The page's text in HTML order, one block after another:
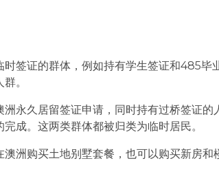
时签证的群体，例如持有学生签证和485毕
。
永久居留签证申请，同时持有过桥签证的
成。这两类群体都被归类为临时居民。
洲购买土地别墅套餐，也可以购买新房和